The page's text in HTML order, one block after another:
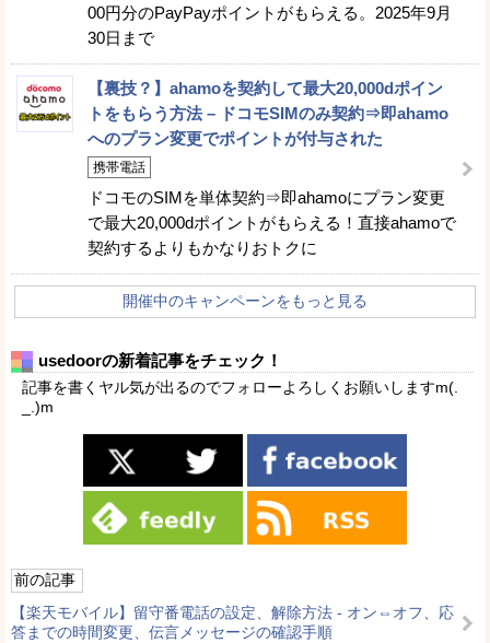
00円分のPayPayポイントがもらえる。2025年9月
30日まで
【裏技？】ahamoを契約して最大20,000dポイン
トをもらう方法 – ドコモSIMのみ契約⇒即ahamo
へのプラン変更でポイントが付与された
携帯電話
ドコモのSIMを単体契約⇒即ahamoにプラン変更
で最大20,000dポイントがもらえる！直接ahamoで
契約するよりもかなりおトクに
開催中のキャンペーンをもっと見る
usedoorの新着記事をチェック！
記事を書くヤル気が出るのでフォローよろしくお願いしますm(.
_.)m
前の記事
【楽天モバイル】留守番電話の設定、解除方法 - オン⇔オフ、応
答までの時間変更、伝言メッセージの確認手順